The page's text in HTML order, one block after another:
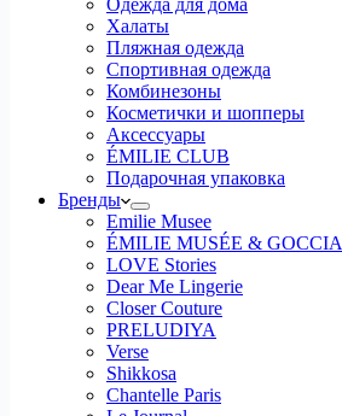
Одежда для дома
Халаты
Пляжная одежда
Спортивная одежда
Комбинезоны
Косметички и шопперы
Аксессуары
ÉMILIE CLUB
Подарочная упаковка
Бренды
Emilie Musee
ÉMILIE MUSÉE & GOCCIA
LOVE Stories
Dear Me Lingerie
Closer Couture
PRELUDIYA
Verse
Shikkosa
Chantelle Paris